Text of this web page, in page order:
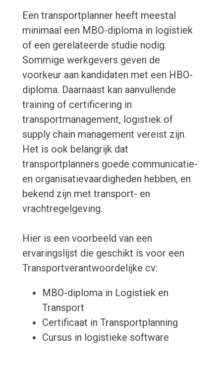
Een transportplanner heeft meestal
minimaal een MBO-diploma in logistiek
of een gerelateerde studie nodig.
Sommige werkgevers geven de
voorkeur aan kandidaten met een HBO-
diploma. Daarnaast kan aanvullende
training of certificering in
transportmanagement, logistiek of
supply chain management vereist zijn.
Het is ook belangrijk dat
transportplanners goede communicatie-
en organisatievaardigheden hebben, en
bekend zijn met transport- en
vrachtregelgeving.
Hier is een voorbeeld van een
ervaringslijst die geschikt is voor een
Transportverantwoordelijke cv:
MBO-diploma in Logistiek en
Transport
Certificaat in Transportplanning
Cursus in logistieke software